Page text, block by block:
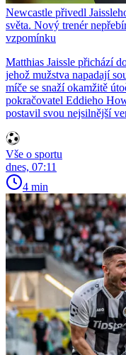
Newcastle přivedl
světa. Nový trenér
vzpomínku
Matthias Jaissle přichází
jehož mužstva napadají
míče se snaží okamžitě
pokračovatel Eddieho
postavil svou nejsilnější
Vše o sportu
dnes, 07:11
4 min